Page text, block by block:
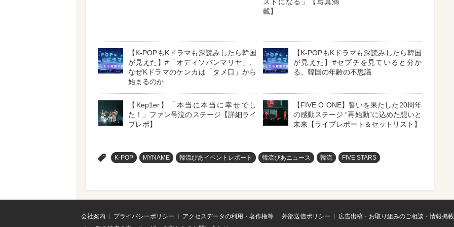
載】
【K-POPもKドラマも深読みしたら韓国
が見えた】#「オディソパンマリヤ」、
なぜKドラマのケンカは「タメ口」から
始まるのか
【K-POPもKドラマも深読みしたら韓国
が見えた】#セブチを見ていると分か
る、韓国の年齢の不思議
【Kep1er】「本当に本当に幸せでし
た！」ファン号泣のステージ【詳細ライ
ブレポ】
【FIVE O ONE】誓いを果たした20周年
の感動ステージ “再始動”に込めた想いと
未来【ライブレポート＆セットリスト】
K-POP MYNAME 韓流ぴあイベントレポート 韓流ぴあニュース 韓流 FIVE STARS
会社案内 プライバシーポリシー アクセスデータの利用・著作権等 外部送信ポリシー
広告出稿・お取り組みのご相談・情報掲